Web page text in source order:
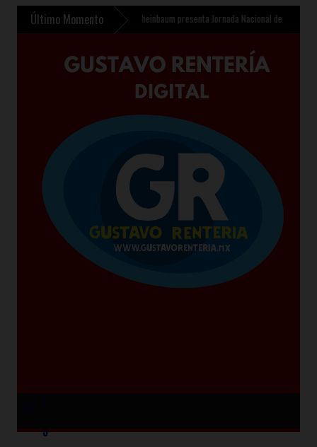
Último Momento
Infantil en Chalco »Sheinbaum presenta Jornada Nacional de Reforestación
o